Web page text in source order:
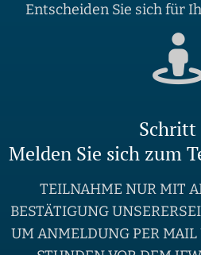
Entscheiden Sie sich für
Schritt
Melden Sie sich zum
TEILNAHME NUR MIT
BESTÄTIGUNG
UM ANMELDUNG PER